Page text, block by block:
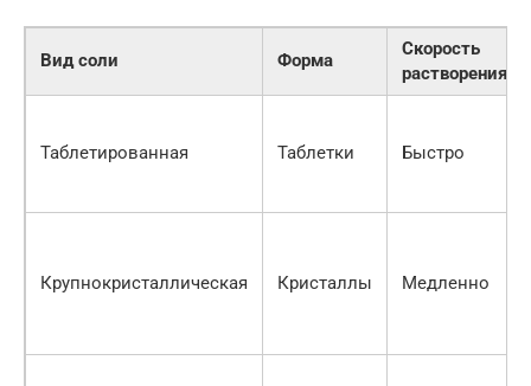
Вид соли Форма
Скорость
растворения
Таблетированная Таблетки Быстро
Крупнокристаллическая Кристаллы Медленно